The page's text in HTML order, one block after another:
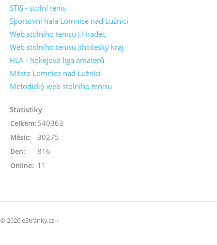
STIS - stolní tenis
Sportovní hala Lomnice nad Lužnicí
Web stolního tenisu J.Hradec
Web stolního tenisu Jihočeský kraj
HLA - hokejová liga amatérů
Město Lomnice nad Lužnicí
Metodický web stolního tenisu
Statistiky
Online: 11
Celkem: 540363
Měsíc: 30275
Den: 816
© 2026 eStránky.cz